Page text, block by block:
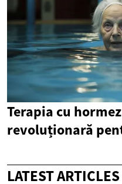
Terapia cu
revoluționară
LATEST ARTICLES